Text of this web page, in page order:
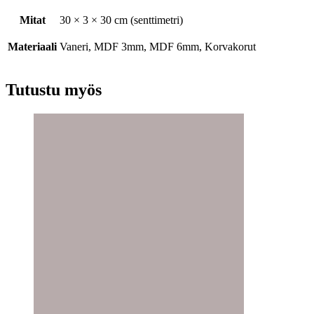
Mitat 30 × 3 × 30 cm (senttimetri)
Materiaali Vaneri, MDF 3mm, MDF 6mm, Korvakorut
Tutustu myös